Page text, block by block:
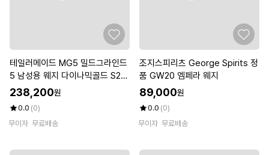
테일러메이드 MG5 밀드그라인드
5 남성용 웨지 다이나믹골드 S20
0
238,200원
0.0 (0)
무이자 무료배송
조지스피리츠 George Spirits 정
품 GW20 엠페라 웨지
89,000원
0.0 (0)
무이자 무료배송